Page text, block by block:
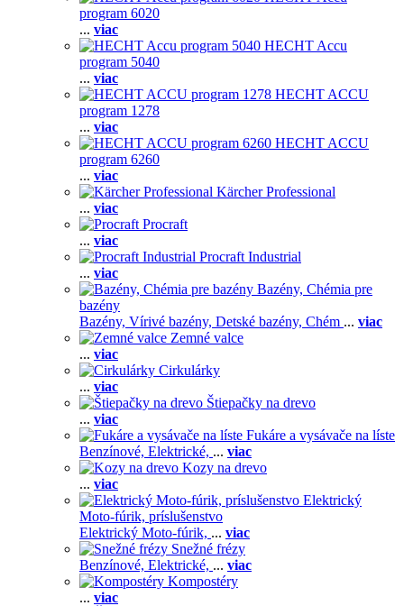
program 6020
... viac
HECHT Accu
program 5040
... viac
HECHT ACCU
program 1278
... viac
HECHT ACCU
program 6260
... viac
Kärcher Professional
... viac
Procraft
... viac
Procraft Industrial
... viac
Bazény, Chémia pre
bazény
Bazény, Vírivé bazény, Detské bazény, Chém ... viac
Zemné valce
... viac
Cirkulárky
... viac
Štiepačky na drevo
... viac
Fukáre a vysávače na líste
Benzínové, Elektrické, ... viac
Kozy na drevo
... viac
Elektrický
Moto-fúrik, príslušenstvo
Elektrický Moto-fúrik, ... viac
Snežné frézy
Benzínové, Elektrické, ... viac
Kompostéry
... viac